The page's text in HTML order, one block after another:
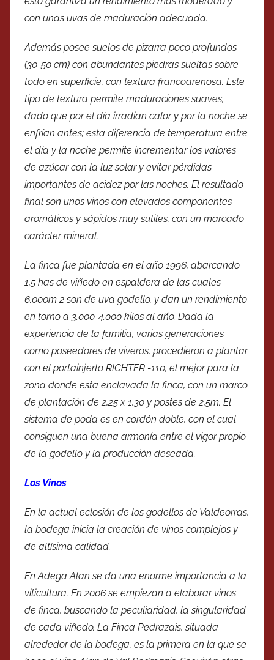
con unas uvas de maduración adecuada.
Además posee suelos de pizarra poco profundos
(30-50 cm) con abundantes piedras sueltas sobre
todo en superficie, con textura francoarenosa. Este
tipo de textura permite maduraciones suaves,
dado que por el día irradian calor y por la noche se
enfrían antes; esta diferencia de temperatura entre
el día y la noche permite incrementar los valores
de azúcar con la luz solar y evitar pérdidas
importantes de acidez por las noches. El resultado
final son unos vinos con elevados componentes
aromáticos y sápidos muy sutiles, con un marcado
carácter mineral.
La finca fue plantada en el año 1996, abarcando
1,5 has de viñedo en espaldera de las cuales
6.000m 2 son de uva godello, y dan un rendimiento
en torno a 3.000-4.000 kilos al año. Dada la
experiencia de la familia, varias generaciones
como poseedores de viveros, procedieron a plantar
con el portainjerto RICHTER -110, el mejor para la
zona donde esta enclavada la finca, con un marco
de plantación de 2,25 x 1,30 y postes de 2,5m. El
sistema de poda es en cordón doble, con el cual
consiguen una buena armonía entre el vigor propio
de la godello y la producción deseada.
Los Vinos
En la actual eclosión de los godellos de Valdeorras,
la bodega inicia la creación de vinos complejos y
de altísima calidad.
En Adega Alan se da una enorme importancia a la
viticultura. En 2006 se empiezan a elaborar vinos
de finca, buscando la peculiaridad, la singularidad
de cada viñedo. La Finca Pedrazais, situada
alrededor de la bodega, es la primera en la que se